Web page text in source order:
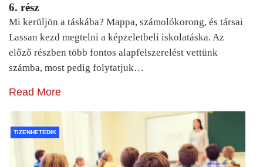
6. rész
Mi kerüljön a táskába? Mappa, számolókorong, és társai
Lassan kezd megtelni a képzeletbeli iskolatáska. Az
előző részben több fontos alapfelszerelést vettünk
számba, most pedig folytatjuk…
Read More
TIZENHETEDIK